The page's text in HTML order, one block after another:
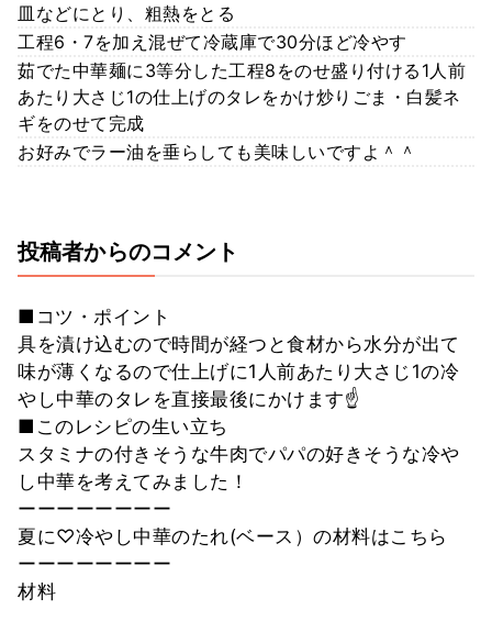
皿などにとり、粗熱をとる
工程6・7を加え混ぜて冷蔵庫で30分ほど冷やす
茹でた中華麺に3等分した工程8をのせ盛り付ける1人前
あたり大さじ1の仕上げのタレをかけ炒りごま・白髪ネ
ギをのせて完成
お好みでラー油を垂らしても美味しいですよ＾＾
投稿者からのコメント
■コツ・ポイント
具を漬け込むので時間が経つと食材から水分が出て
味が薄くなるので仕上げに1人前あたり大さじ1の冷
やし中華のタレを直接最後にかけます☝
■このレシピの生い立ち
スタミナの付きそうな牛肉でパパの好きそうな冷や
し中華を考えてみました！
ーーーーーーーー
夏に♡冷やし中華のたれ(ベース）の材料はこちら
ーーーーーーーー
材料